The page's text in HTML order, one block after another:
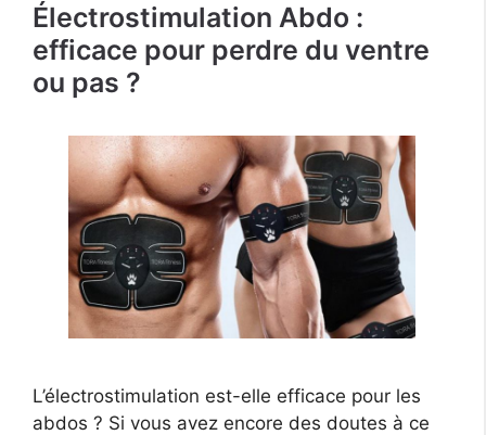
Électrostimulation Abdo :
efficace pour perdre du ventre
ou pas ?
L’électrostimulation est-elle efficace pour les
abdos ? Si vous avez encore des doutes à ce